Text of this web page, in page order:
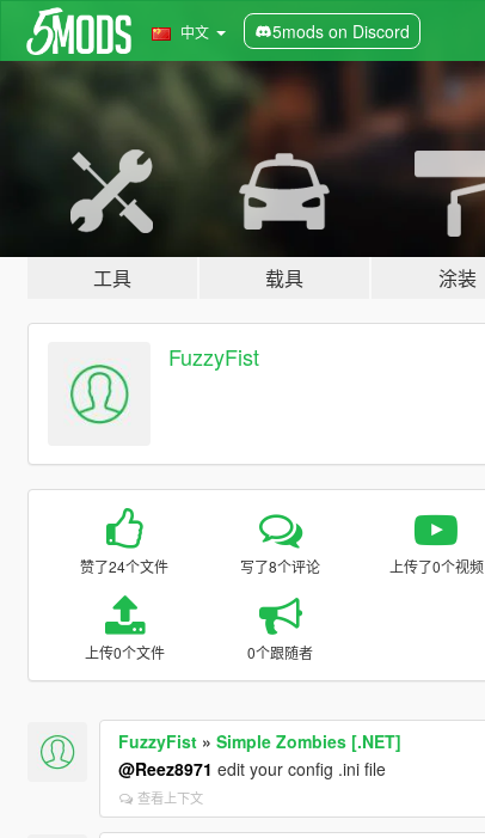
中文 5mods on Discord
工具 载具 涂装
FuzzyFist
赞了24个文件 写了8个评论 上传了0个视频
上传0个文件 0个跟随者
FuzzyFist» Simple Zombies [.NET]
@Reez8971 edit your config .ini file
查看上下文